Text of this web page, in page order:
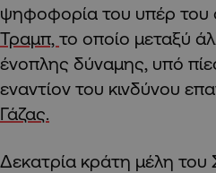
ψηφοφορία του υπέρ
Τραμπ, το οποίο μεταξύ
ένοπλης δύναμης, υπό
εναντίον του κινδύνου
Γάζας.
Δεκατρία κράτη μέλη του